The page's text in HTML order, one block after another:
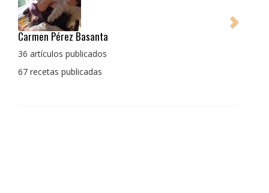
Pedro Manuel Collado Cruz
La cocina para mi es producto bien tratado sin
con un toque diferente